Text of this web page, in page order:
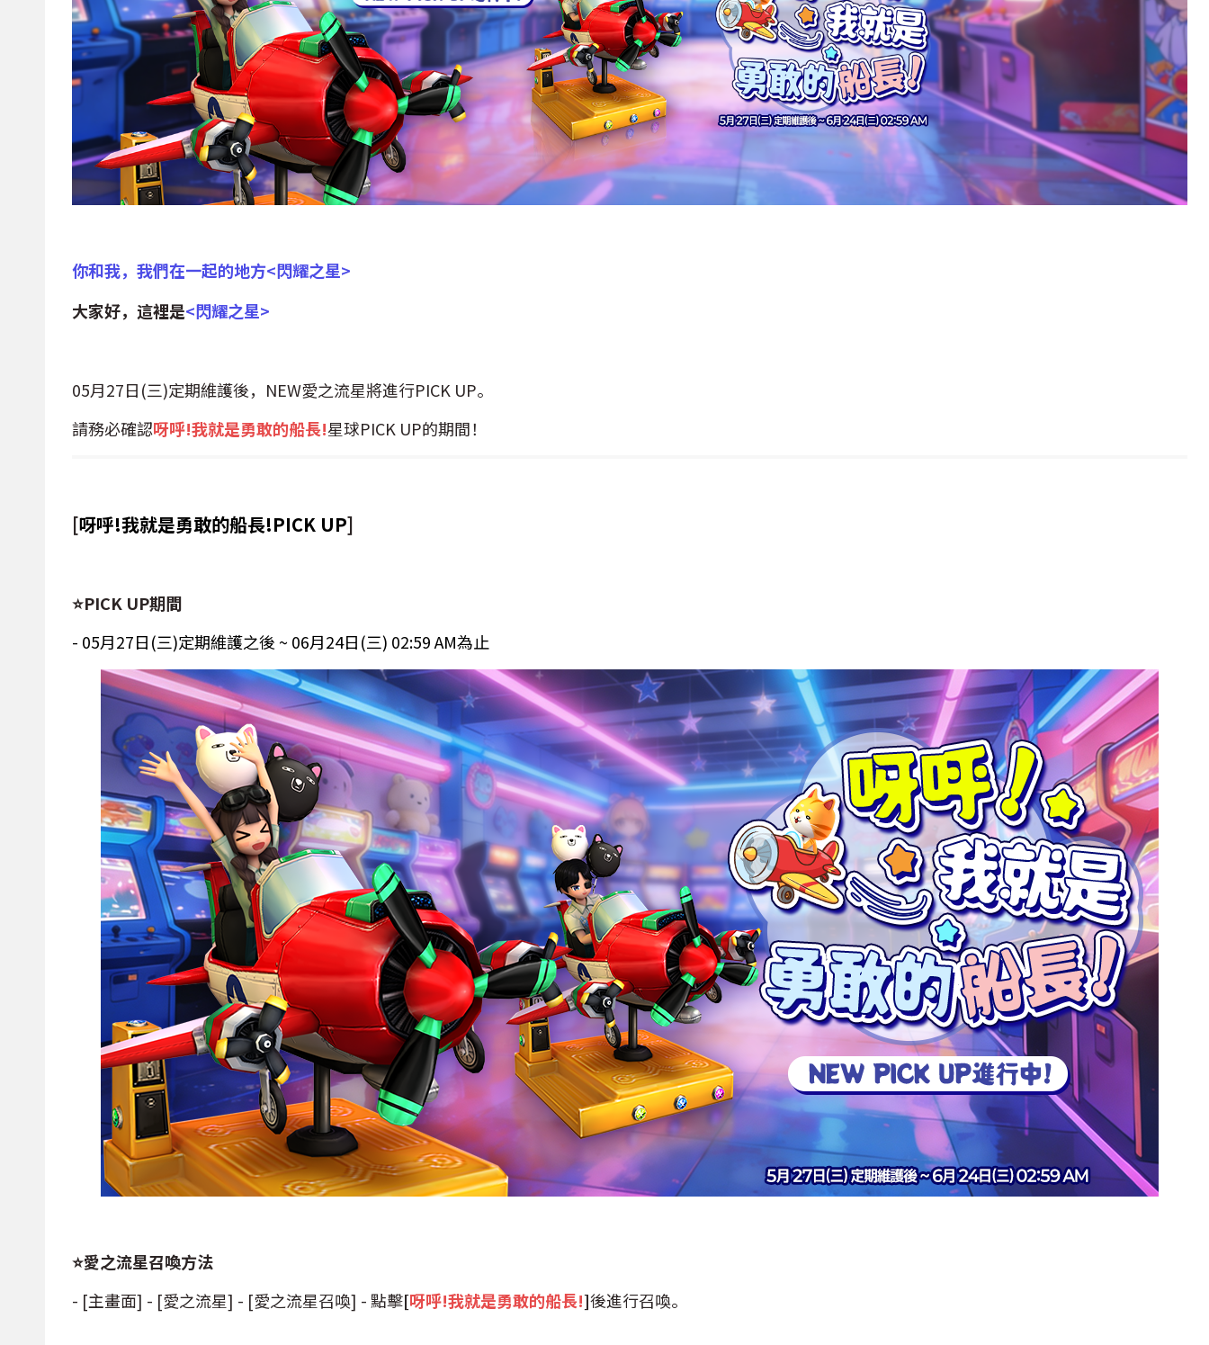
你和我，我們在一起的地方<閃耀之星>
大家好，這裡是<閃耀之星>
05月27日(三)定期維護後，NEW愛之流星將進行PICK UP。
請務必確認呀呼!我就是勇敢的船長!星球PICK UP的期間！
[呀呼!我就是勇敢的船長!PICK UP]
⭐PICK UP期間
- 05月27日(三)定期維護之後 ~ 06月24日(三) 02:59 AM為止
⭐愛之流星召喚方法
- [主畫面] - [愛之流星] - [愛之流星召喚] - 點擊[呀呼!我就是勇敢的船長!]後進行召喚。